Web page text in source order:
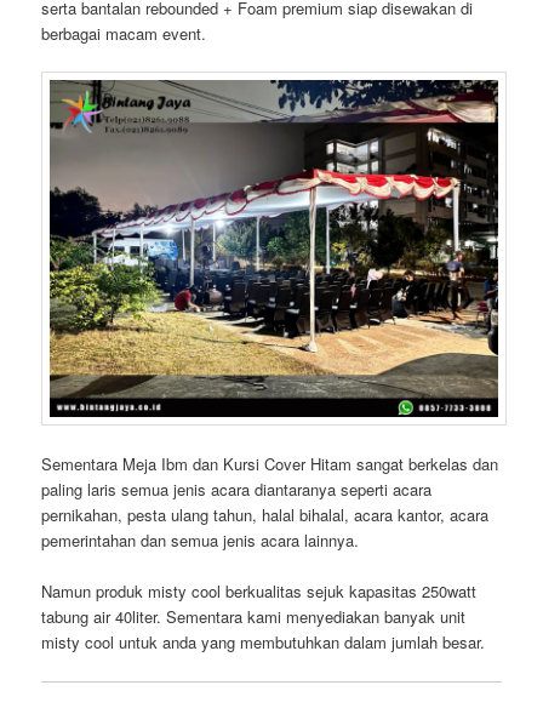
serta bantalan rebounded + Foam premium siap disewakan di
berbagai macam event.
Sementara Meja Ibm dan Kursi Cover Hitam sangat berkelas dan
paling laris semua jenis acara diantaranya seperti acara
pernikahan, pesta ulang tahun, halal bihalal, acara kantor, acara
pemerintahan dan semua jenis acara lainnya.
Namun produk misty cool berkualitas sejuk kapasitas 250watt
tabung air 40liter. Sementara kami menyediakan banyak unit
misty cool untuk anda yang membutuhkan dalam jumlah besar.